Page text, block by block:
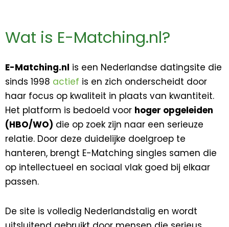
Wat is E-Matching.nl?
E-Matching.nl is een Nederlandse datingsite die
sinds 1998 actief is en zich onderscheidt door
haar focus op kwaliteit in plaats van kwantiteit.
Het platform is bedoeld voor hoger opgeleiden
(HBO/WO) die op zoek zijn naar een serieuze
relatie. Door deze duidelijke doelgroep te
hanteren, brengt E-Matching singles samen die
op intellectueel en sociaal vlak goed bij elkaar
passen.
De site is volledig Nederlandstalig en wordt